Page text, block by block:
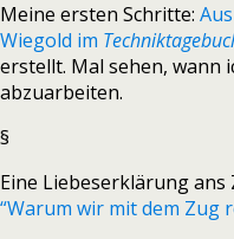
Meine ersten Schritte:
Wiegold im
erstellt. Mal sehen, wann
abzuarbeiten.
§
Eine Liebeserklärung ans
“Warum wir mit dem Zug